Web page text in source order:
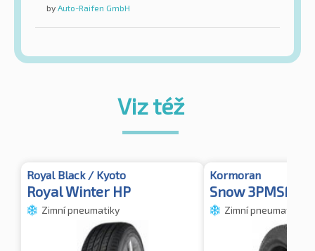
by Auto-Raifen GmbH
Viz též
Royal Black / Kyoto
Royal Winter HP
Zimní pneumatiky
Kormoran
Snow 3PMSF TL
Zimní pneumatiky